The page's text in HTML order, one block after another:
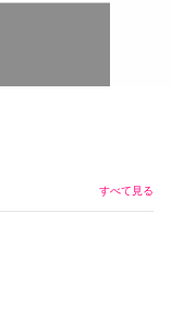
すべて見る